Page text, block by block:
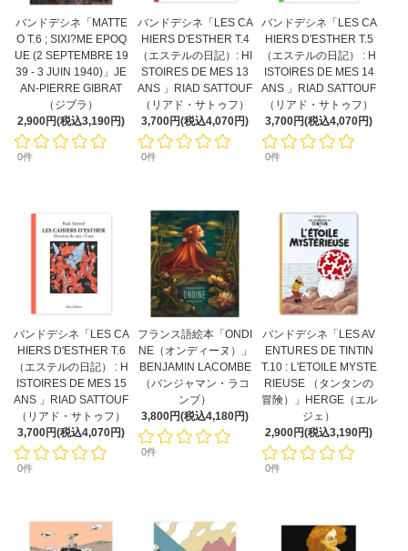
バンドデシネ「MATTE
O T.6 ; SIXI?ME EPOQ
UE (2 SEPTEMBRE 19
39 - 3 JUIN 1940)」JE
AN-PIERRE GIBRAT
（ジブラ）
2,900円(税込3,190円)
0件
バンドデシネ「LES CA
HIERS D'ESTHER T.4
（エステルの日記）: HI
STOIRES DE MES 13
ANS 」RIAD SATTOUF
（リアド・サトゥフ）
3,700円(税込4,070円)
0件
バンドデシネ「LES CA
HIERS D'ESTHER T.5
（エステルの日記） : H
ISTOIRES DE MES 14
ANS 」RIAD SATTOUF
（リアド・サトゥフ）
3,700円(税込4,070円)
0件
バンドデシネ「LES CA
HIERS D'ESTHER T.6
（エステルの日記） : H
ISTOIRES DE MES 15
ANS 」RIAD SATTOUF
（リアド・サトゥフ）
3,700円(税込4,070円)
0件
フランス語絵本「ONDI
NE（オンディーヌ）」
BENJAMIN LACOMBE
（バンジャマン・ラコ
ンブ）
3,800円(税込4,180円)
0件
バンドデシネ「LES AV
ENTURES DE TINTIN
T.10 : L'ETOILE MYSTE
RIEUSE （タンタンの
冒険）」HERGE（エル
ジェ）
2,900円(税込3,190円)
0件